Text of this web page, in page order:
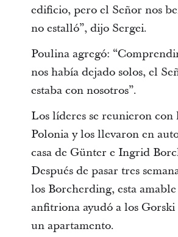
edificio, pero el Señor nos
no estalló”, dijo Sergei.
Poulina agregó:
nos había dejado solos, el
estaba con nosotros”.
Los líderes se reunieron con
Polonia y los llevaron en
casa de Günter e Ingrid
Después de pasar tres
los Borcherding, esta
anfitriona ayudó a los
un apartamento.